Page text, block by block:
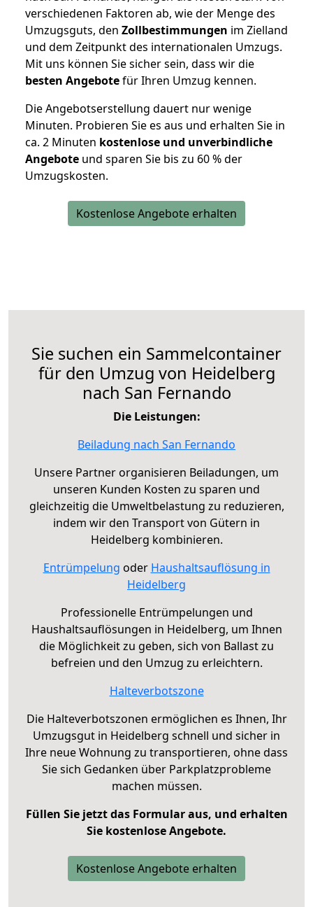
verschiedenen Faktoren ab, wie der Menge des
Umzugsguts, den Zollbestimmungen im Zielland
und dem Zeitpunkt des internationalen Umzugs.
Mit uns können Sie sicher sein, dass wir die
besten Angebotefür Ihren Umzug kennen.
Die Angebotserstellung dauert nur wenige
Minuten. Probieren Sie es aus und erhalten Sie in
ca. 2 Minuten kostenlose und unverbindliche
Angebote und sparen Sie bis zu 60 % der
Umzugskosten.
Kostenlose Angebote erhalten
Sie suchen ein Sammelcontainer
für den Umzug von Heidelberg
nach San Fernando
Die Leistungen:
Beiladung nach San Fernando
Unsere Partner organisieren Beiladungen, um
unseren Kunden Kosten zu sparen und
gleichzeitig die Umweltbelastung zu reduzieren,
indem wir den Transport von Gütern in
Heidelberg kombinieren.
Entrümpelung oder Haushaltsauflösung in
Heidelberg
Professionelle Entrümpelungen und
Haushaltsauflösungen in Heidelberg, um Ihnen
die Möglichkeit zu geben, sich von Ballast zu
befreien und den Umzug zu erleichtern.
Halteverbotszone
Die Halteverbotszonen ermöglichen es Ihnen, Ihr
Umzugsgut in Heidelberg schnell und sicher in
Ihre neue Wohnung zu transportieren, ohne dass
Sie sich Gedanken über Parkplatzprobleme
machen müssen.
Füllen Sie jetzt das Formular aus, und erhalten
Sie kostenlose Angebote.
Kostenlose Angebote erhalten